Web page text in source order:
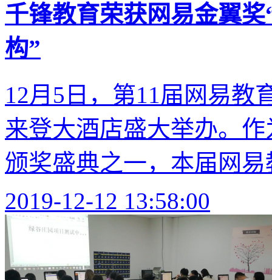
千锋教育荣获网易金翼
构”
12月5日，第11届网易教
来登大酒店盛大举办。
颁奖盛典之一，本届网
2019-12-12 13:58:00